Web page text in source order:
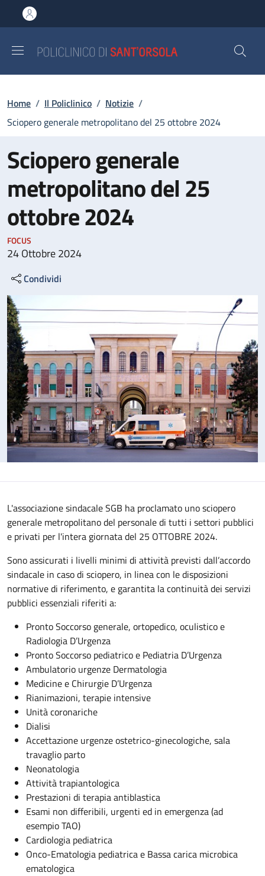
al contenuto principale
to footer content
Briciole di pane
Home / Il Policlinico / Notizie /
Sciopero generale metropolitano del 25 ottobre 2024
Sciopero generale
metropolitano del 25
ottobre 2024
FOCUS
24 Ottobre 2024
Condividi
L'associazione sindacale SGB ha proclamato uno sciopero
generale metropolitano del personale di tutti i settori pubblici
e privati per l'intera giornata del 25 OTTOBRE 2024.
Sono assicurati i livelli minimi di attività previsti dall’accordo
sindacale in caso di sciopero, in linea con le disposizioni
normative di riferimento, e garantita la continuità dei servizi
pubblici essenziali riferiti a:
Pronto Soccorso generale, ortopedico, oculistico e
Radiologia D’Urgenza
Pronto Soccorso pediatrico e Pediatria D’Urgenza
Ambulatorio urgenze Dermatologia
Medicine e Chirurgie D’Urgenza
Rianimazioni, terapie intensive
Unità coronariche
Dialisi
Accettazione urgenze ostetrico-ginecologiche, sala
travaglio parto
Neonatologia
Attività trapiantologica
Prestazioni di terapia antiblastica
Esami non differibili, urgenti ed in emergenza (ad
esempio TAO)
Cardiologia pediatrica
Onco-Ematologia pediatrica e Bassa carica microbica
ematologica